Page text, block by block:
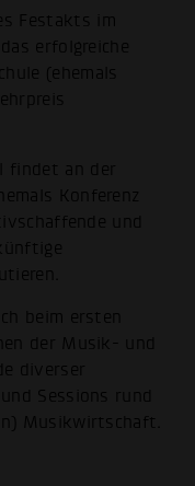
Festakts im
erfolgreiche
(ehemals
findet an der
Konferenz
und
beim ersten
der Musik- und
diverser
Sessions rund
Musikwirtschaft.